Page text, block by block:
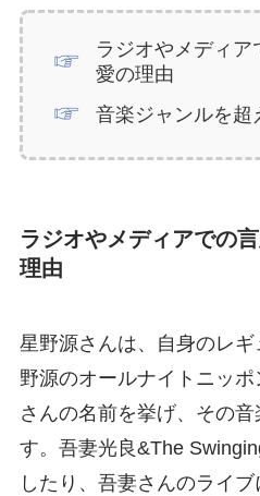
ラジオやメディ
愛の理由
音楽ジャンルを超
ラジオやメディアでの
理由
星野源さんは、自身のレ
野源のオールナイトニッ
さんの名前を挙げ、その
す。吾妻光良&The
したり、吾妻さんのライ